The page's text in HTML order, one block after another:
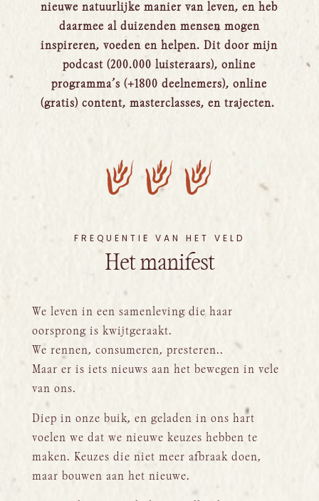
nieuwe natuurlijke manier van leven, en heb
daarmee al duizenden mensen mogen
inspireren, voeden en helpen. Dit door mijn
podcast (200.000 luisteraars), online
programma’s (+1800 deelnemers), online
(gratis) content, masterclasses, en trajecten.
FREQUENTIE VAN HET VELD
Het manifest
We leven in een samenleving die haar
oorsprong is kwijtgeraakt.
We rennen, consumeren, presteren..
Maar er is iets nieuws aan het bewegen in vele
van ons.
Diep in onze buik, en geladen in ons hart
voelen we dat we nieuwe keuzes hebben te
maken. Keuzes die niet meer afbraak doen,
maar bouwen aan het nieuwe.